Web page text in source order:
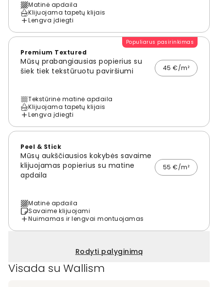
Matinė apdaila
Klijuojama tapetų klijais
Lengva įdiegti
Populiarus pasirinkimas
Premium Textured
Mūsų prabangiausias popierius su
šiek tiek tekstūruotu paviršiumi
45 €/m²
Tekstūrinė matinė apdaila
Klijuojama tapetų klijais
Lengva įdiegti
Peel & Stick
Mūsų aukščiausios kokybės savaime
klijuojamas popierius su matine
apdaila
55 €/m²
Matinė apdaila
Savaime klijuojami
Nuimamas ir lengvai montuojamas
Rodyti palyginimą
Visada su Wallism